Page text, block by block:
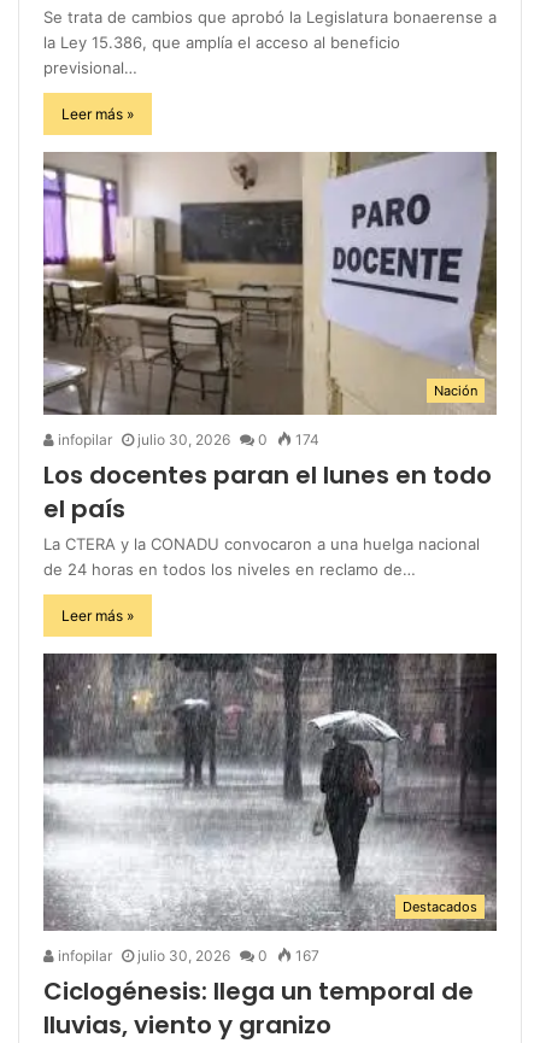
Se trata de cambios que aprobó la Legislatura bonaerense a
la Ley 15.386, que amplía el acceso al beneficio
previsional…
Leer más »
Nación
infopilar julio 30, 2026 0 174
Los docentes paran el lunes en todo
el país
La CTERA y la CONADU convocaron a una huelga nacional
de 24 horas en todos los niveles en reclamo de…
Leer más »
Destacados
infopilar julio 30, 2026 0 167
Ciclogénesis: llega un temporal de
lluvias, viento y granizo